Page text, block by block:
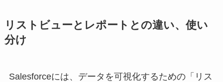
リストビューとレポートとの違い、使い
分け
Salesforceには、データを可視化するための「リス